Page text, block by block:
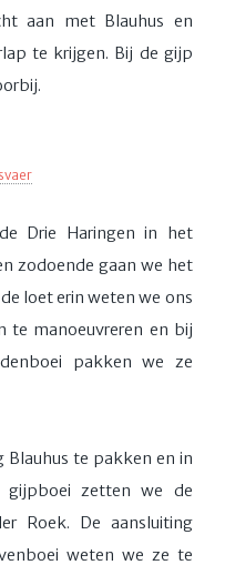
aan met Blauhus en
te krijgen. Bij de gijp
Drie Haringen in het
zodoende gaan we het
loet erin weten we ons
te manoeuvreren en bij
pakken we ze
Blauhus te pakken en in
gijpboei zetten we de
Roek. De aansluiting
weten we ze te